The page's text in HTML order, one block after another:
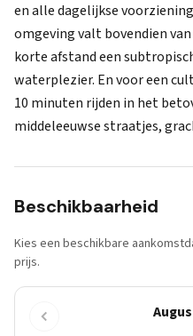
en alle dagelijkse
omgeving valt bovendien
korte afstand een
waterplezier. En voor een
10 minuten rijden in het
middeleeuwse straatjes,
Beschikbaarheid
Kies een beschikbare
prijs.